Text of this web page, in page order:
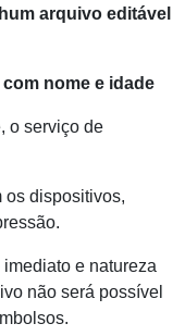
arquivo editável
nome e idade
o serviço de
os dispositivos,
e natureza
não será possível